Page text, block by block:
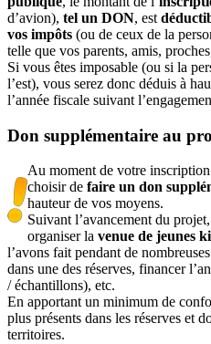
d’avion), tel un DON, est
vos impôts (ou de ceux de la
telle que vos parents, amis,
Si vous êtes imposable (ou si la
l’est), vous serez donc déduis à
l’année fiscale suivant
Don supplémentaire au
Au moment de votre
choisir de faire un don
hauteur de vos moyens.
Suivant l’avancement du
organiser la venue de jeunes
l’avons fait pendant de
dans une des réserves, financer
/ échantillons), etc.
En apportant un minimum de
plus présents dans les réserves et
territoires.